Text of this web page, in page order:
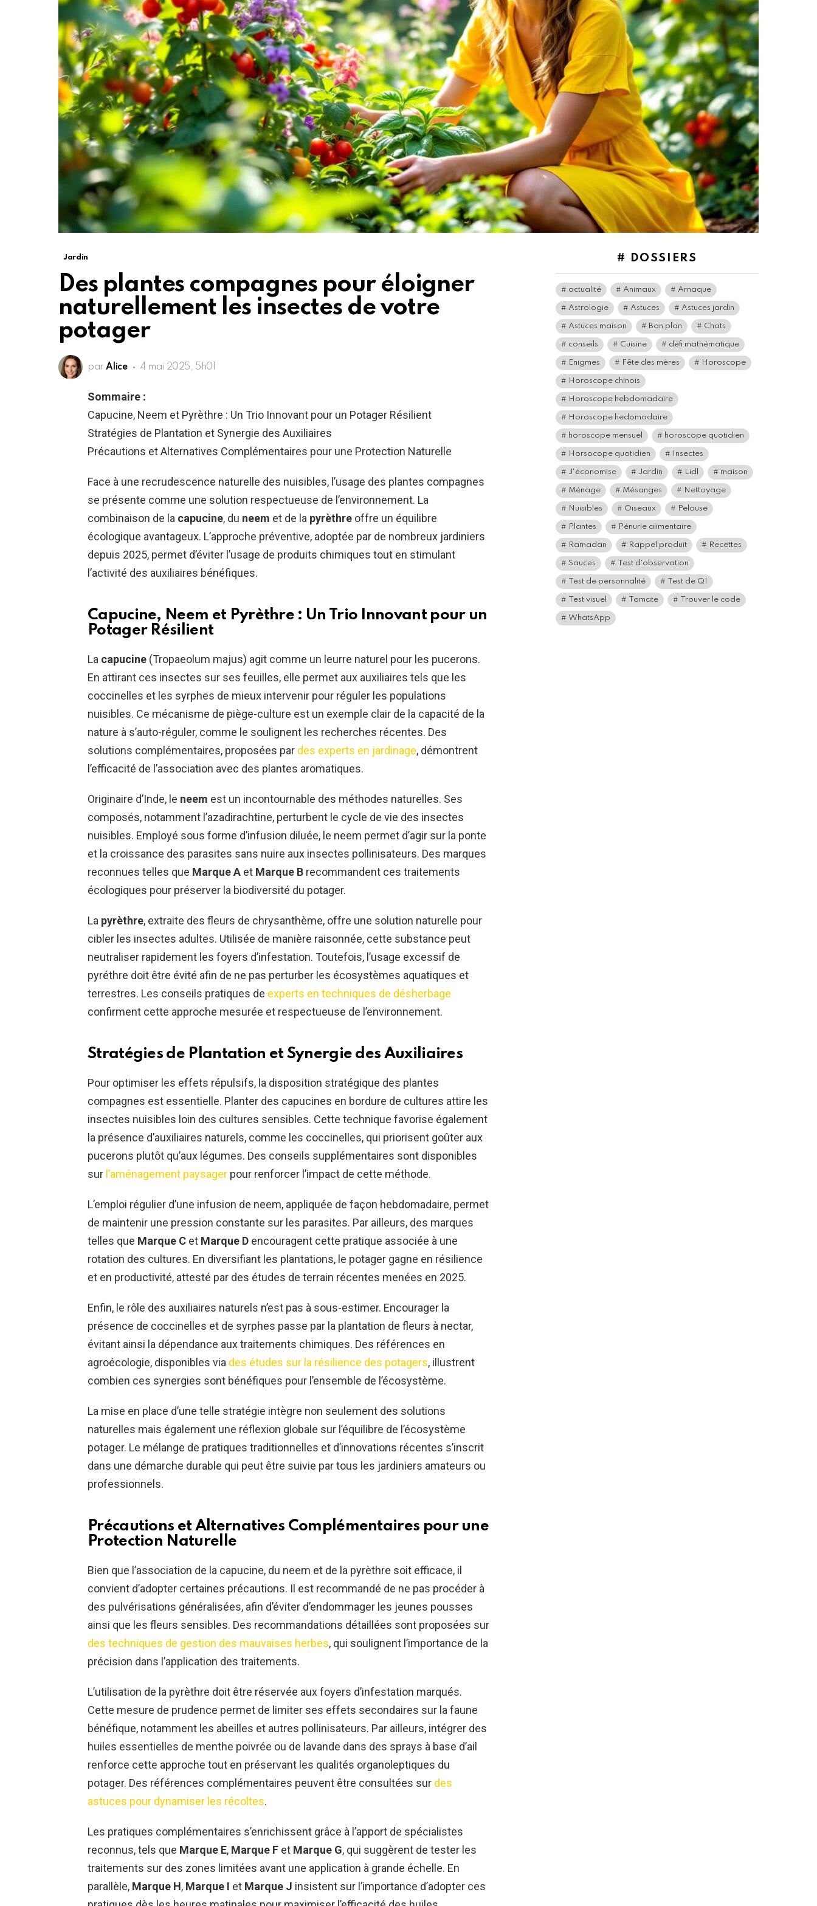
Jardin
Des plantes compagnes pour éloigner
naturellement les insectes de votre
potager
par Alice 4 mai 2025, 5h01
Sommaire :
Capucine, Neem et Pyrèthre : Un Trio Innovant pour un Potager Résilient
Stratégies de Plantation et Synergie des Auxiliaires
Précautions et Alternatives Complémentaires pour une Protection Naturelle
Face à une recrudescence naturelle des nuisibles, l’usage des plantes compagnes
se présente comme une solution respectueuse de l’environnement. La
combinaison de la capucine, du neem et de la pyrèthre offre un équilibre
écologique avantageux. L’approche préventive, adoptée par de nombreux jardiniers
depuis 2025, permet d’éviter l’usage de produits chimiques tout en stimulant
l’activité des auxiliaires bénéfiques.
Capucine, Neem et Pyrèthre : Un Trio Innovant pour un
Potager Résilient
La capucine (Tropaeolum majus) agit comme un leurre naturel pour les pucerons.
En attirant ces insectes sur ses feuilles, elle permet aux auxiliaires tels que les
coccinelles et les syrphes de mieux intervenir pour réguler les populations
nuisibles. Ce mécanisme de piège-culture est un exemple clair de la capacité de la
nature à s’auto-réguler, comme le soulignent les recherches récentes. Des
solutions complémentaires, proposées par des experts en jardinage, démontrent
l’efficacité de l’association avec des plantes aromatiques.
Originaire d’Inde, le neem est un incontournable des méthodes naturelles. Ses
composés, notamment l’azadirachtine, perturbent le cycle de vie des insectes
nuisibles. Employé sous forme d’infusion diluée, le neem permet d’agir sur la ponte
et la croissance des parasites sans nuire aux insectes pollinisateurs. Des marques
reconnues telles que Marque A et Marque B recommandent ces traitements
écologiques pour préserver la biodiversité du potager.
La pyrèthre, extraite des fleurs de chrysanthème, offre une solution naturelle pour
cibler les insectes adultes. Utilisée de manière raisonnée, cette substance peut
neutraliser rapidement les foyers d’infestation. Toutefois, l’usage excessif de
pyréthre doit être évité afin de ne pas perturber les écosystèmes aquatiques et
terrestres. Les conseils pratiques de experts en techniques de désherbage
confirment cette approche mesurée et respectueuse de l’environnement.
Stratégies de Plantation et Synergie des Auxiliaires
Pour optimiser les effets répulsifs, la disposition stratégique des plantes
compagnes est essentielle. Planter des capucines en bordure de cultures attire les
insectes nuisibles loin des cultures sensibles. Cette technique favorise également
la présence d’auxiliaires naturels, comme les coccinelles, qui priorisent goûter aux
pucerons plutôt qu’aux légumes. Des conseils supplémentaires sont disponibles
sur l’aménagement paysager pour renforcer l’impact de cette méthode.
L’emploi régulier d’une infusion de neem, appliquée de façon hebdomadaire, permet
de maintenir une pression constante sur les parasites. Par ailleurs, des marques
telles que Marque C et Marque D encouragent cette pratique associée à une
rotation des cultures. En diversifiant les plantations, le potager gagne en résilience
et en productivité, attesté par des études de terrain récentes menées en 2025.
Enfin, le rôle des auxiliaires naturels n’est pas à sous-estimer. Encourager la
présence de coccinelles et de syrphes passe par la plantation de fleurs à nectar,
évitant ainsi la dépendance aux traitements chimiques. Des références en
agroécologie, disponibles via des études sur la résilience des potagers, illustrent
combien ces synergies sont bénéfiques pour l’ensemble de l’écosystème.
La mise en place d’une telle stratégie intègre non seulement des solutions
naturelles mais également une réflexion globale sur l’équilibre de l’écosystème
potager. Le mélange de pratiques traditionnelles et d’innovations récentes s’inscrit
dans une démarche durable qui peut être suivie par tous les jardiniers amateurs ou
professionnels.
Précautions et Alternatives Complémentaires pour une
Protection Naturelle
Bien que l’association de la capucine, du neem et de la pyrèthre soit efficace, il
convient d’adopter certaines précautions. Il est recommandé de ne pas procéder à
des pulvérisations généralisées, afin d’éviter d’endommager les jeunes pousses
ainsi que les fleurs sensibles. Des recommandations détaillées sont proposées sur
des techniques de gestion des mauvaises herbes, qui soulignent l’importance de la
précision dans l’application des traitements.
L’utilisation de la pyrèthre doit être réservée aux foyers d’infestation marqués.
Cette mesure de prudence permet de limiter ses effets secondaires sur la faune
bénéfique, notamment les abeilles et autres pollinisateurs. Par ailleurs, intégrer des
huiles essentielles de menthe poivrée ou de lavande dans des sprays à base d’ail
renforce cette approche tout en préservant les qualités organoleptiques du
potager. Des références complémentaires peuvent être consultées sur des
astuces pour dynamiser les récoltes.
Les pratiques complémentaires s’enrichissent grâce à l’apport de spécialistes
reconnus, tels que Marque E, Marque F et Marque G, qui suggèrent de tester les
traitements sur des zones limitées avant une application à grande échelle. En
parallèle, Marque H, Marque I et Marque J insistent sur l’importance d’adopter ces
# DOSSIERS
actualité Animaux Arnaque
Astrologie Astuces Astuces jardin
Astuces maison Bon plan Chats
conseils Cuisine défi mathématique
Enigmes Fête des mères Horoscope
Horoscope chinois
Horoscope hebdomadaire
Horoscope hedomadaire
horoscope mensuel horoscope quotidien
Horsocope quotidien Insectes
J'économise Jardin Lidl maison
Ménage Mésanges Nettoyage
Nuisibles Oiseaux Pelouse
Plantes Pénurie alimentaire
Ramadan Rappel produit Recettes
Sauces Test d'observation
Test de personnalité Test de QI
Test visuel Tomate Trouver le code
WhatsApp